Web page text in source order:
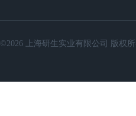
©2026 上海研生实业有限公司 版权所